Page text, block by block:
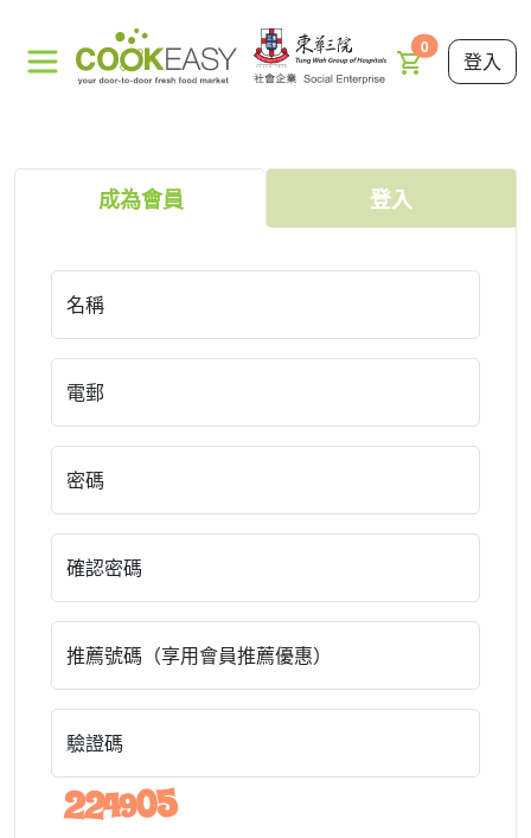
0
登入
成為會員 登入
名稱
電郵
密碼
確認密碼
推薦號碼（享用會員推薦優惠）
驗證碼